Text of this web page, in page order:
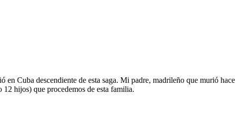
Cuba descendiente de esta saga. Mi padre, madrileño que murió hace
hijos) que procedemos de esta familia.